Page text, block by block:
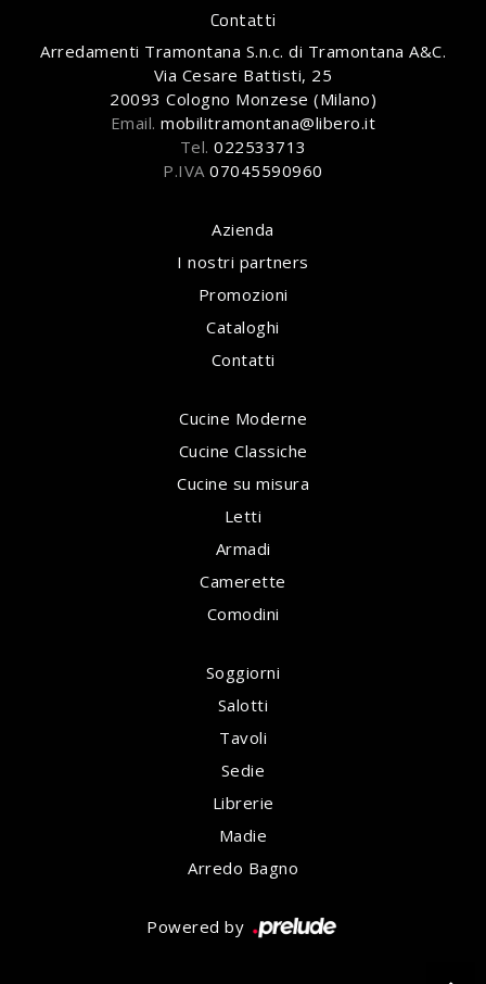
Contatti
Arredamenti Tramontana S.n.c. di Tramontana A&C.
Via Cesare Battisti, 25
20093 Cologno Monzese (Milano)
Email.mobilitramontana@libero.it
Tel. 022533713
P.IVA07045590960
Azienda
I nostri partners
Promozioni
Cataloghi
Contatti
Cucine Moderne
Cucine Classiche
Cucine su misura
Letti
Armadi
Camerette
Comodini
Soggiorni
Salotti
Tavoli
Sedie
Librerie
Madie
Arredo Bagno
Powered by